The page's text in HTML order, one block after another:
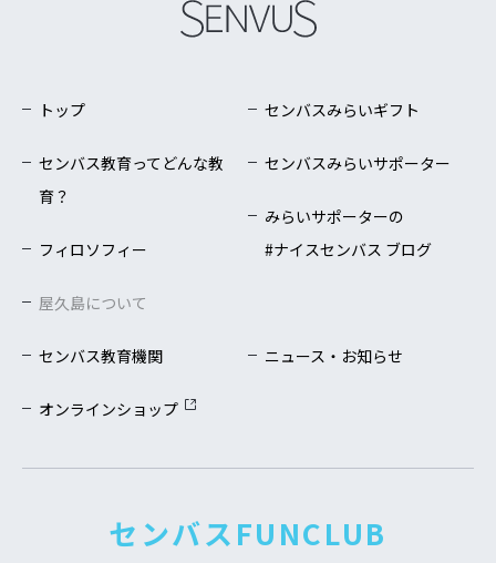
トップ
センバス教育ってどんな教
育？
フィロソフィー
屋久島について
センバスみらいギフト
センバスみらいサポーター
みらいサポーターの
#ナイスセンバス ブログ
センバス教育機関 ニュース・お知らせ
オンラインショップ
センバスFUNCLUB